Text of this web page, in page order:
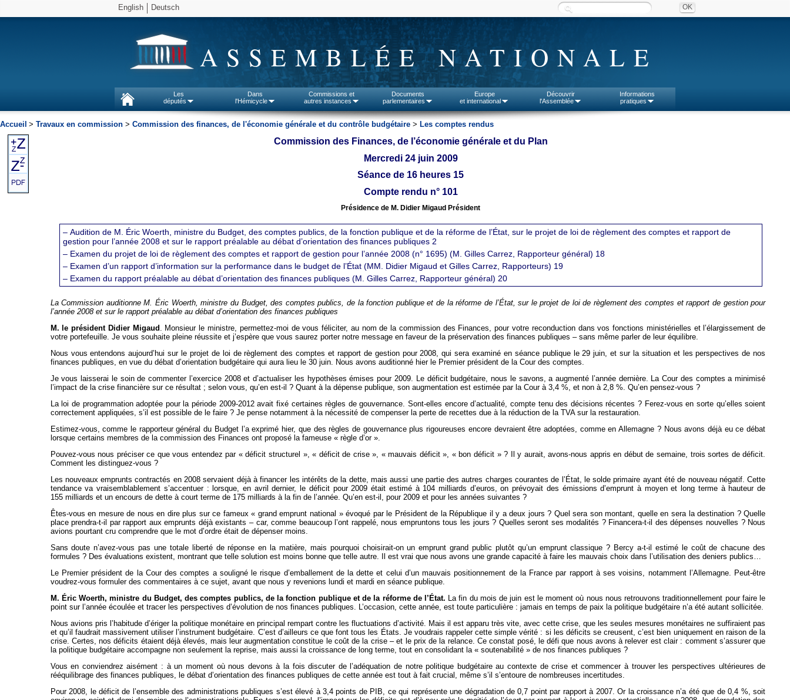
English Deutsch
ASSEMBLÉE NATIONALE
Les
députés
Dans
l'Hémicycle
Commissions et
autres instances
Documents
parlementaires
Europe
et international
Découvrir
l'Assemblée
Informations
pratiques
Accueil > Travaux en commission > Commission des finances, de l'économie générale et du contrôle budgétaire > Les comptes rendus
Commission des Finances, de l’économie générale et du Plan
Mercredi 24 juin 2009
Séance de 16 heures 15
Compte rendu n° 101
Présidence de M. Didier Migaud Président
– Audition de M. Éric Woerth, ministre du Budget, des comptes publics, de la fonction publique et de la réforme de l’État, sur le projet de loi de règlement des comptes et rapport de
gestion pour l’année 2008 et sur le rapport préalable au débat d’orientation des finances publiques 2
– Examen du projet de loi de règlement des comptes et rapport de gestion pour l’année 2008 (n° 1695) (M. Gilles Carrez, Rapporteur général) 18
– Examen d’un rapport d’information sur la performance dans le budget de l’État (MM. Didier Migaud et Gilles Carrez, Rapporteurs) 19
– Examen du rapport préalable au débat d’orientation des finances publiques (M. Gilles Carrez, Rapporteur général) 20
La Commission auditionne M. Éric Woerth, ministre du Budget, des comptes publics, de la fonction publique et de la réforme de l’État, sur le projet de loi de règlement des comptes et rapport de gestion pour
l’année 2008 et sur le rapport préalable au débat d’orientation des finances publiques
M. le président Didier Migaud
. Monsieur le ministre, permettez-moi de vous féliciter, au nom de la commission des Finances, pour votre reconduction dans vos fonctions ministérielles et l’élargissement de
votre portefeuille. Je vous souhaite pleine réussite et j’espère que vous saurez porter notre message en faveur de la préservation des finances publiques – sans même parler de leur équilibre.
Nous vous entendons aujourd’hui sur le projet de loi de règlement des comptes et rapport de gestion pour 2008, qui sera examiné en séance publique le 29 juin, et sur la situation et les perspectives de nos
finances publiques, en vue du débat d’orientation budgétaire qui aura lieu le 30 juin. Nous avons auditionné hier le Premier président de la Cour des comptes.
Je vous laisserai le soin de commenter l’exercice 2008 et d’actualiser les hypothèses émises pour 2009. Le déficit budgétaire, nous le savons, a augmenté l’année dernière. La Cour des comptes a minimisé
l’impact de la crise financière sur ce résultat ; selon vous, qu’en est-il ? Quant à la dépense publique, son augmentation est estimée par la Cour à 3,4 %, et non à 2,8 %. Qu’en pensez-vous ?
La loi de programmation adoptée pour la période 2009-2012 avait fixé certaines règles de gouvernance. Sont-elles encore d’actualité, compte tenu des décisions récentes ? Ferez-vous en sorte qu’elles soient
correctement appliquées, s’il est possible de le faire ? Je pense notamment à la nécessité de compenser la perte de recettes due à la réduction de la TVA sur la restauration.
Estimez-vous, comme le rapporteur général du Budget l’a exprimé hier, que des règles de gouvernance plus rigoureuses encore devraient être adoptées, comme en Allemagne ? Nous avons déjà eu ce débat
lorsque certains membres de la commission des Finances ont proposé la fameuse « règle d’or ».
Pouvez-vous nous préciser ce que vous entendez par « déficit structurel », « déficit de crise », « mauvais déficit », « bon déficit » ? Il y aurait, avons-nous appris en début de semaine, trois sortes de déficit.
Comment les distinguez-vous ?
Les nouveaux emprunts contractés en 2008 servaient déjà à financer les intérêts de la dette, mais aussi une partie des autres charges courantes de l’État, le solde primaire ayant été de nouveau négatif. Cette
tendance va vraisemblablement s’accentuer : lorsque, en avril dernier, le déficit pour 2009 était estimé à 104 milliards d’euros, on prévoyait des émissions d’emprunt à moyen et long terme à hauteur de
155 milliards et un encours de dette à court terme de 175 milliards à la fin de l’année. Qu’en est-il, pour 2009 et pour les années suivantes ?
Êtes-vous en mesure de nous en dire plus sur ce fameux « grand emprunt national » évoqué par le Président de la République il y a deux jours ? Quel sera son montant, quelle en sera la destination ? Quelle
place prendra-t-il par rapport aux emprunts déjà existants – car, comme beaucoup l’ont rappelé, nous empruntons tous les jours ? Quelles seront ses modalités ? Financera-t-il des dépenses nouvelles ? Nous
avions pourtant cru comprendre que le mot d’ordre était de dépenser moins.
Sans doute n’avez-vous pas une totale liberté de réponse en la matière, mais pourquoi choisirait-on un emprunt grand public plutôt qu’un emprunt classique ? Bercy a-t-il estimé le coût de chacune des
formules ? Des évaluations existent, montrant que telle solution est moins bonne que telle autre. Il est vrai que nous avons une grande capacité à faire les mauvais choix dans l’utilisation des deniers publics…
Le Premier président de la Cour des comptes a souligné le risque d’emballement de la dette et celui d’un mauvais positionnement de la France par rapport à ses voisins, notamment l’Allemagne. Peut-être
voudrez-vous formuler des commentaires à ce sujet, avant que nous y revenions lundi et mardi en séance publique.
M. Éric Woerth, ministre du Budget, des comptes publics, de la fonction publique et de la réforme de l’État. La fin du mois de juin est le moment où nous nous retrouvons traditionnellement pour faire le
point sur l’année écoulée et tracer les perspectives d’évolution de nos finances publiques. L’occasion, cette année, est toute particulière : jamais en temps de paix la politique budgétaire n’a été autant sollicitée.
Nous avions pris l’habitude d’ériger la politique monétaire en principal rempart contre les fluctuations d’activité. Mais il est apparu très vite, avec cette crise, que les seules mesures monétaires ne suffiraient pas
et qu’il faudrait massivement utiliser l’instrument budgétaire. C’est d’ailleurs ce que font tous les États. Je voudrais rappeler cette simple vérité : si les déficits se creusent, c’est bien uniquement en raison de la
crise. Certes, nos déficits étaient déjà élevés, mais leur augmentation constitue le coût de la crise – et le prix de la relance. Ce constat posé, le défi que nous avons à relever est clair : comment s’assurer que
la politique budgétaire accompagne non seulement la reprise, mais aussi la croissance de long terme, tout en consolidant la « soutenabilité » de nos finances publiques ?
Vous en conviendrez aisément : à un moment où nous devons à la fois discuter de l’adéquation de notre politique budgétaire au contexte de crise et commencer à trouver les perspectives ultérieures de
rééquilibrage des finances publiques, le débat d’orientation des finances publiques de cette année est tout à fait crucial, même s’il s’entoure de nombreuses incertitudes.
Pour 2008, le déficit de l’ensemble des administrations publiques s’est élevé à 3,4 points de PIB, ce qui représente une dégradation de 0,7 point par rapport à 2007. Or la croissance n’a été que de 0,4 %, soit